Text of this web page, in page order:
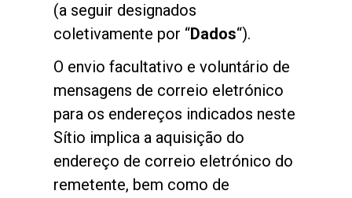
(a seguir designados
coletivamente por “Dados“).
O envio facultativo e voluntário de
mensagens de correio eletrónico
para os endereços indicados neste
Sítio implica a aquisição do
endereço de correio eletrónico do
remetente, bem como de